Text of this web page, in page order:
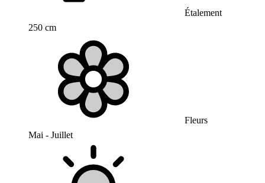
Étalement
250 cm
Fleurs
Mai - Juillet